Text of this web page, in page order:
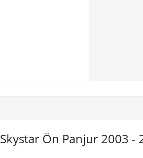
Skystar Ön Panjur 2003 -